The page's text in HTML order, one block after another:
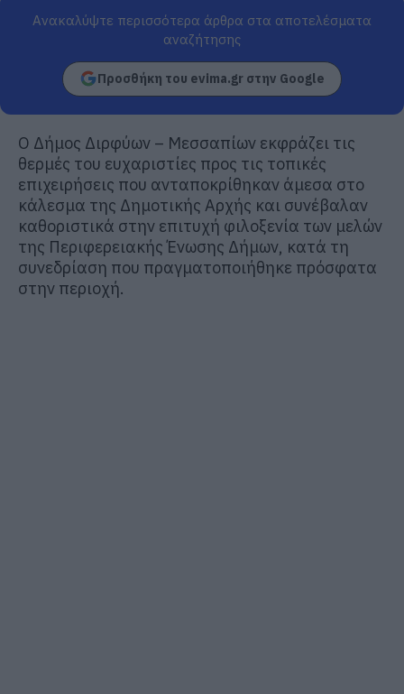
Ανακαλύψτε περισσότερα άρθρα στα αποτελέσματα
αναζήτησης
Προσθήκη του evima.gr στην Google
Ο Δήμος Διρφύων – Μεσσαπίων εκφράζει τις
θερμές του ευχαριστίες προς τις τοπικές
επιχειρήσεις που ανταποκρίθηκαν άμεσα στο
κάλεσμα της Δημοτικής Αρχής και συνέβαλαν
καθοριστικά στην επιτυχή φιλοξενία των μελών
της Περιφερειακής Ένωσης Δήμων, κατά τη
συνεδρίαση που πραγματοποιήθηκε πρόσφατα
στην περιοχή.